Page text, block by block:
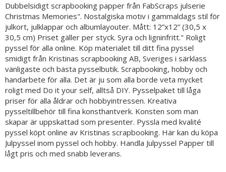
Dubbelsidigt scrapbooking papper från FabScraps julserie
Christmas Memories". Nostalgiska motiv i gammaldags stil för
julkort, julklappar och albumlayouter. Mått: 12”x12” (30,5 x
30,5 cm) Priset gäller per styck. Syra och ligninfritt." Roligt
pyssel för alla online. Köp materialet till ditt fina pyssel
smidigt från Kristinas scrapbooking AB, Sveriges i särklass
vänligaste och bästa pysselbutik. Scrapbooking, hobby och
handarbete för alla. Det är ju som alla borde veta mycket
roligt med Do it your self, alltså DIY. Pysselpaket till låga
priser för alla åldrar och hobbyintressen. Kreativa
pysseltillbehör till fina konsthantverk. Konsten som man
skapar är uppskattad som presenter. Pyssla med kvalité
pyssel köpt online av Kristinas scrapbooking. Här kan du köpa
Julpyssel inom pyssel och hobby. Handla Julpyssel Papper till
lågt pris och med snabb leverans.